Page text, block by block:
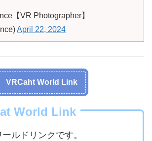
【VR Photographer】
April 22, 2024
VRCaht World Link
World Link
ルドリンクです。